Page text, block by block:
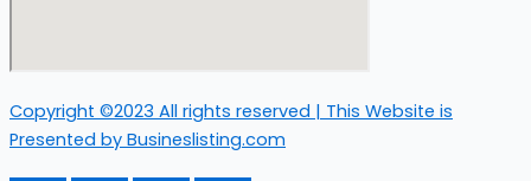
Copyright ©2023 All rights reserved | This Website is
Presented by Busineslisting.com